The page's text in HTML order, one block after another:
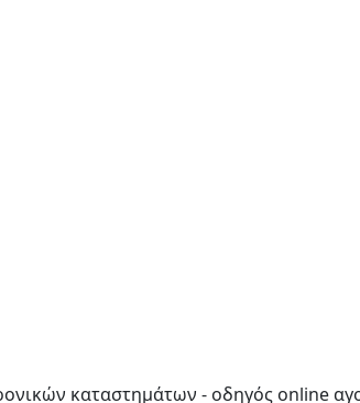
καταστημάτων - οδηγός online